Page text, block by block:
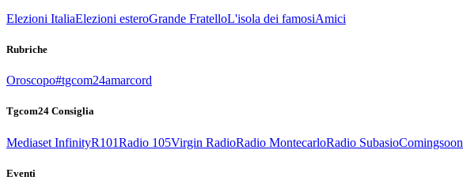
Elezioni ItaliaElezioni esteroGrande FratelloL'isola dei famosiAmici
Rubriche
Oroscopo#tgcom24amarcord
Tgcom24 Consiglia
Mediaset InfinityR101Radio 105Virgin RadioRadio MontecarloRadio SubasioComingsoon
Eventi